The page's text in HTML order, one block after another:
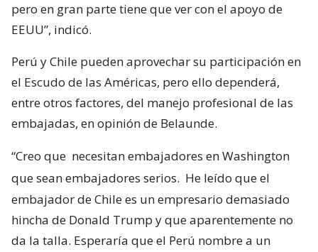
pero en gran parte tiene que ver con el apoyo de
EEUU”, indicó.
Perú y Chile pueden aprovechar su participación en
el Escudo de las Américas, pero ello dependerá,
entre otros factores, del manejo profesional de las
embajadas, en opinión de Belaunde.
“Creo que necesitan embajadores en Washington
que sean embajadores serios. He leído que el
embajador de Chile es un empresario demasiado
hincha de Donald Trump y que aparentemente no
da la talla. Esperaría que el Perú nombre a un